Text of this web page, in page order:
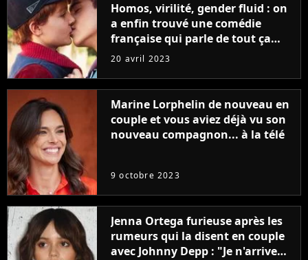
Homos, virilité, gender fluid : on
a enfin trouvé une comédie
française qui parle de tout ça
sans être super ringarde
20 avril 2023
Marine Lorphelin de nouveau en
couple et vous aviez déjà vu son
nouveau compagnon... à la télé
9 octobre 2023
Jenna Ortega furieuse après les
rumeurs qui la disent en couple
avec Johnny Depp : "Je n'arrive